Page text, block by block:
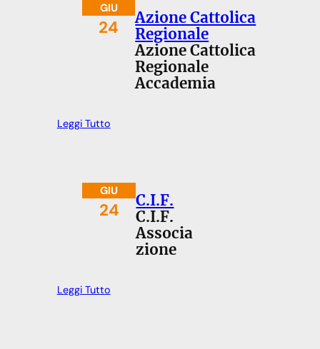
GIU
24
Azione Cattolica
Regionale
Azione Cattolica
Regionale
Accademia
Leggi Tutto
GIU
24
C.I.F.
C.I.F.
Associa
zione
Leggi Tutto